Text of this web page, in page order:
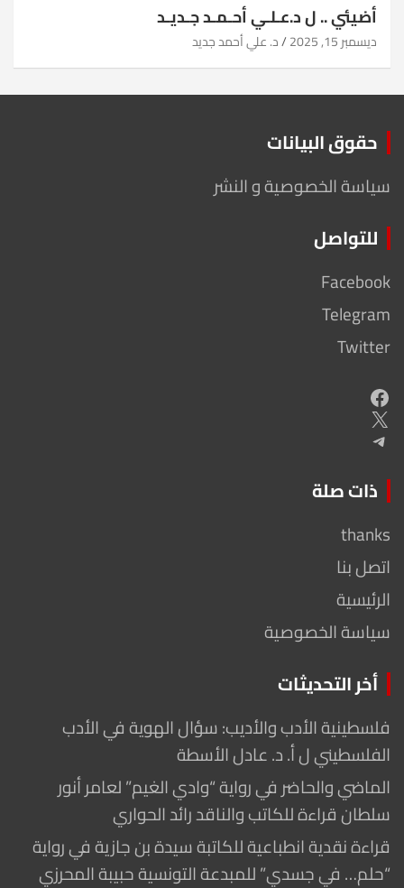
أضيئي .. ل د.عـلـي أحـمـد جـديـد
ديسمبر 15, 2025 د. علي أحمد جديد
حقوق البيانات
سياسة الخصوصية و النشر
للتواصل
Facebook
Telegram
Twitter
Facebook
X
Telegram
ذات صلة
thanks
اتصل بنا
الرئيسية
سياسة الخصوصية
أخر التحديثات
فلسطينية الأدب والأديب: سؤال الهوية في الأدب
الفلسطيني ل أ. د. عادل الأسطة
الماضي والحاضر في رواية “وادي الغيم” لعامر أنور
سلطان قراءة للكاتب والناقد رائد الحواري
قراءة نقدية انطباعية للكاتبة سيدة بن جازية في رواية
“حلم… في جسدي” للمبدعة التونسية حبيبة المحرزي